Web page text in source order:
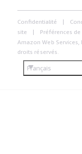
Confidentialité
site
Préférences
Amazon Web
droits réservés.
Français